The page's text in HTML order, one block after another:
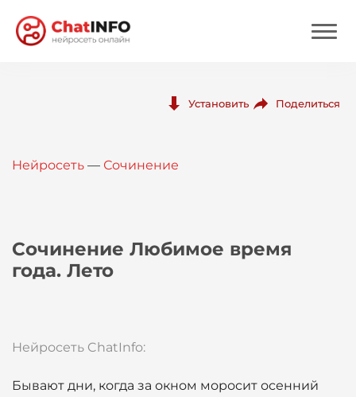
Вход
Установить Поделиться
Нейросеть — Сочинение
Сочинение Любимое время
года. Лето
Нейросеть ChatInfo:
Бывают дни, когда за окном моросит осенний